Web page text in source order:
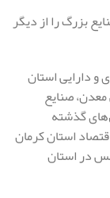
بزرگ را از دیگر
و دارایی استان
صنایع
گذشته
استان کرمان
در استان